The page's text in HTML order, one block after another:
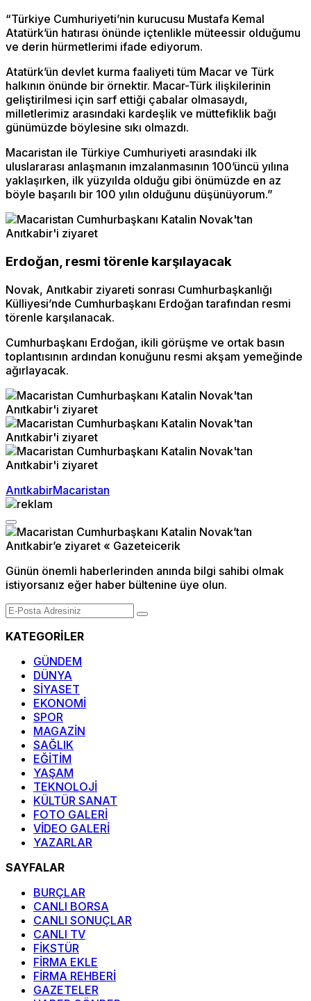
“Türkiye Cumhuriyeti’nin kurucusu Mustafa Kemal
Atatürk’ün hatırası önünde içtenlikle müteessir olduğumu
ve derin hürmetlerimi ifade ediyorum.
Atatürk’ün devlet kurma faaliyeti tüm Macar ve Türk
halkının önünde bir örnektir. Macar-Türk ilişkilerinin
geliştirilmesi için sarf ettiği çabalar olmasaydı,
milletlerimiz arasındaki kardeşlik ve müttefiklik bağı
günümüzde böylesine sıkı olmazdı.
Macaristan ile Türkiye Cumhuriyeti arasındaki ilk
uluslararası anlaşmanın imzalanmasının 100’üncü yılına
yaklaşırken, ilk yüzyılda olduğu gibi önümüzde en az
böyle başarılı bir 100 yılın olduğunu düşünüyorum.”
Erdoğan, resmi törenle karşılayacak
Novak, Anıtkabir ziyareti sonrası Cumhurbaşkanlığı
Külliyesi’nde Cumhurbaşkanı Erdoğan tarafından resmi
törenle karşılanacak.
Cumhurbaşkanı Erdoğan, ikili görüşme ve ortak basın
toplantısının ardından konuğunu resmi akşam yemeğinde
ağırlayacak.
AnıtkabirMacaristan
Günün önemli haberlerinden anında bilgi sahibi olmak
istiyorsanız eğer haber bültenine üye olun.
KATEGORİLER
GÜNDEM
DÜNYA
SİYASET
EKONOMİ
SPOR
MAGAZİN
SAĞLIK
EĞİTİM
YAŞAM
TEKNOLOJİ
KÜLTÜR SANAT
FOTO GALERİ
VİDEO GALERİ
YAZARLAR
SAYFALAR
BURÇLAR
CANLI BORSA
CANLI SONUÇLAR
CANLI TV
FİKSTÜR
FİRMA EKLE
FİRMA REHBERİ
GAZETELER